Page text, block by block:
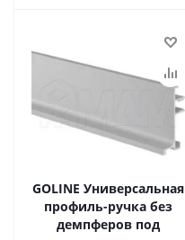
GOLINE Универсальная
профиль-ручка без
демпферов под